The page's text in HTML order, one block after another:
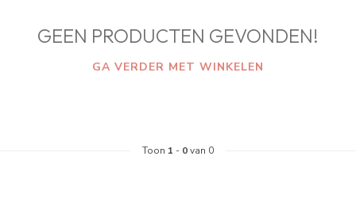
GEEN PRODUCTEN GEVONDEN!
GA VERDER MET WINKELEN
Toon 1 - 0van 0